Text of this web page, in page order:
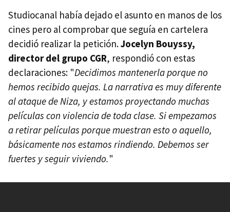
Studiocanal había dejado el asunto en manos de los
cines pero al comprobar que seguía en cartelera
decidió realizar la petición.Jocelyn Bouyssy,
director del grupo CGR, respondió con estas
declaraciones: "Decidimos mantenerla porque no
hemos recibido quejas. La narrativa es muy diferente
al ataque de Niza, y estamos proyectando muchas
películas con violencia de toda clase. Si empezamos
a retirar películas porque muestran esto o aquello,
básicamente nos estamos rindiendo. Debemos ser
fuertes y seguir viviendo."